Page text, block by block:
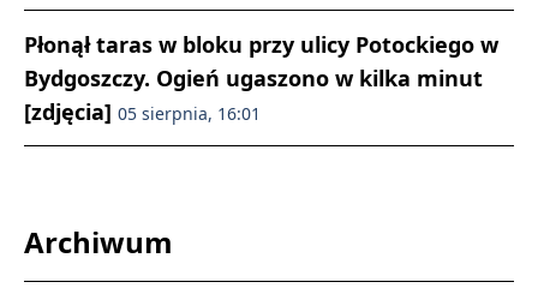
Płonął taras w bloku przy ulicy Potockiego w
Bydgoszczy. Ogień ugaszono w kilka minut
[zdjęcia] 05 sierpnia, 16:01
Archiwum